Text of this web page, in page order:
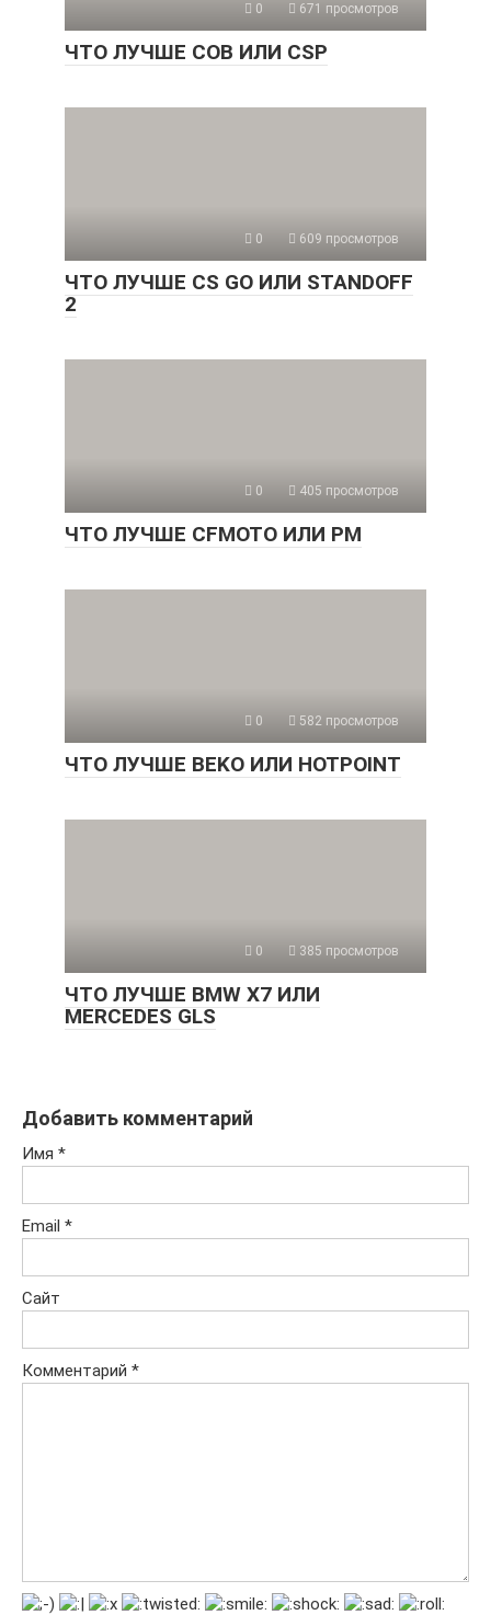
0 671 просмотров
ЧТО ЛУЧШЕ COB ИЛИ CSP
0 609 просмотров
ЧТО ЛУЧШЕ CS GO ИЛИ STANDOFF
2
0 405 просмотров
ЧТО ЛУЧШЕ CFMOTO ИЛИ РМ
0 582 просмотров
ЧТО ЛУЧШЕ BEKO ИЛИ HOTPOINT
0 385 просмотров
ЧТО ЛУЧШЕ BMW X7 ИЛИ
MERCEDES GLS
Добавить комментарий
Имя *
Email *
Сайт
Комментарий *